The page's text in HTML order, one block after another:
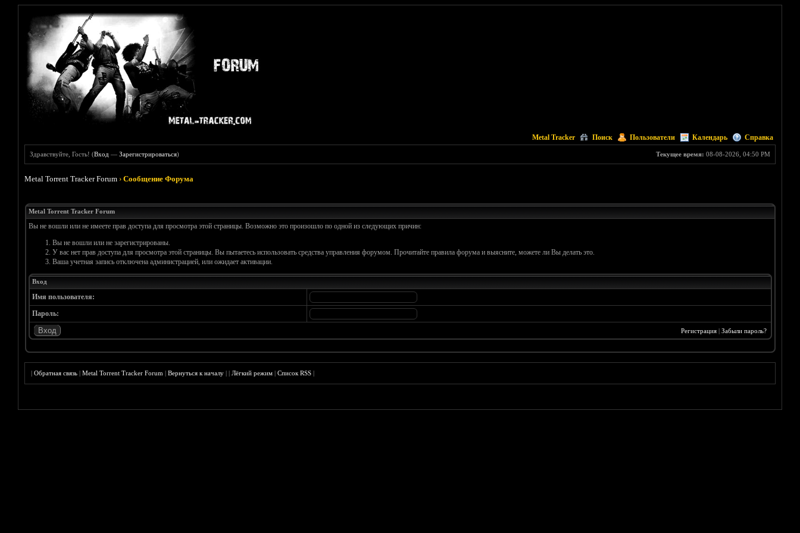
Metal Tracker Поиск Пользователи Календарь Справка
Текущее время: 08-08-2026, 04:50 PM
Здравствуйте, Гость! (Вход —Зарегистрироваться)
Metal Torrent Tracker Forum ›Сообщение Форума
Metal Torrent Tracker Forum
Вы не вошли или не имеете прав доступа для просмотра этой страницы. Возможно это произошло по одной из следующих причин:
Вы не вошли или не зарегистрированы.
У вас нет прав доступа для просмотра этой страницы. Вы пытаетесь использовать средства управления форумом. Прочитайте правила форума и выясните, можете ли Вы делать это.
Ваша учетная запись отключена администрацией, или ожидает активации.
Вход
Имя пользователя:
Пароль:
Регистрация| Забыли пароль?
|Обратная связь |Metal Torrent Tracker Forum |Вернуться к началу ||Лёгкий режим |Список RSS |